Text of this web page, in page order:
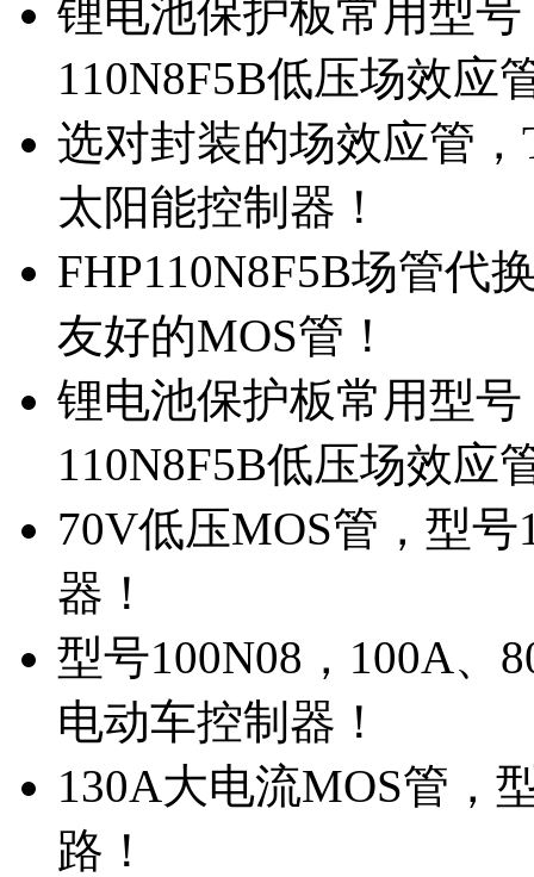
锂电池保护板常用型
110N8F5B低压场效应
选对封装的场效应管
太阳能控制器！
FHP110N8F5B场管代
友好的MOS管！
锂电池保护板常用型
110N8F5B低压场效应
70V低压MOS管，型
器！
型号100N08，100A、
电动车控制器！
130A大电流MOS管，
路！